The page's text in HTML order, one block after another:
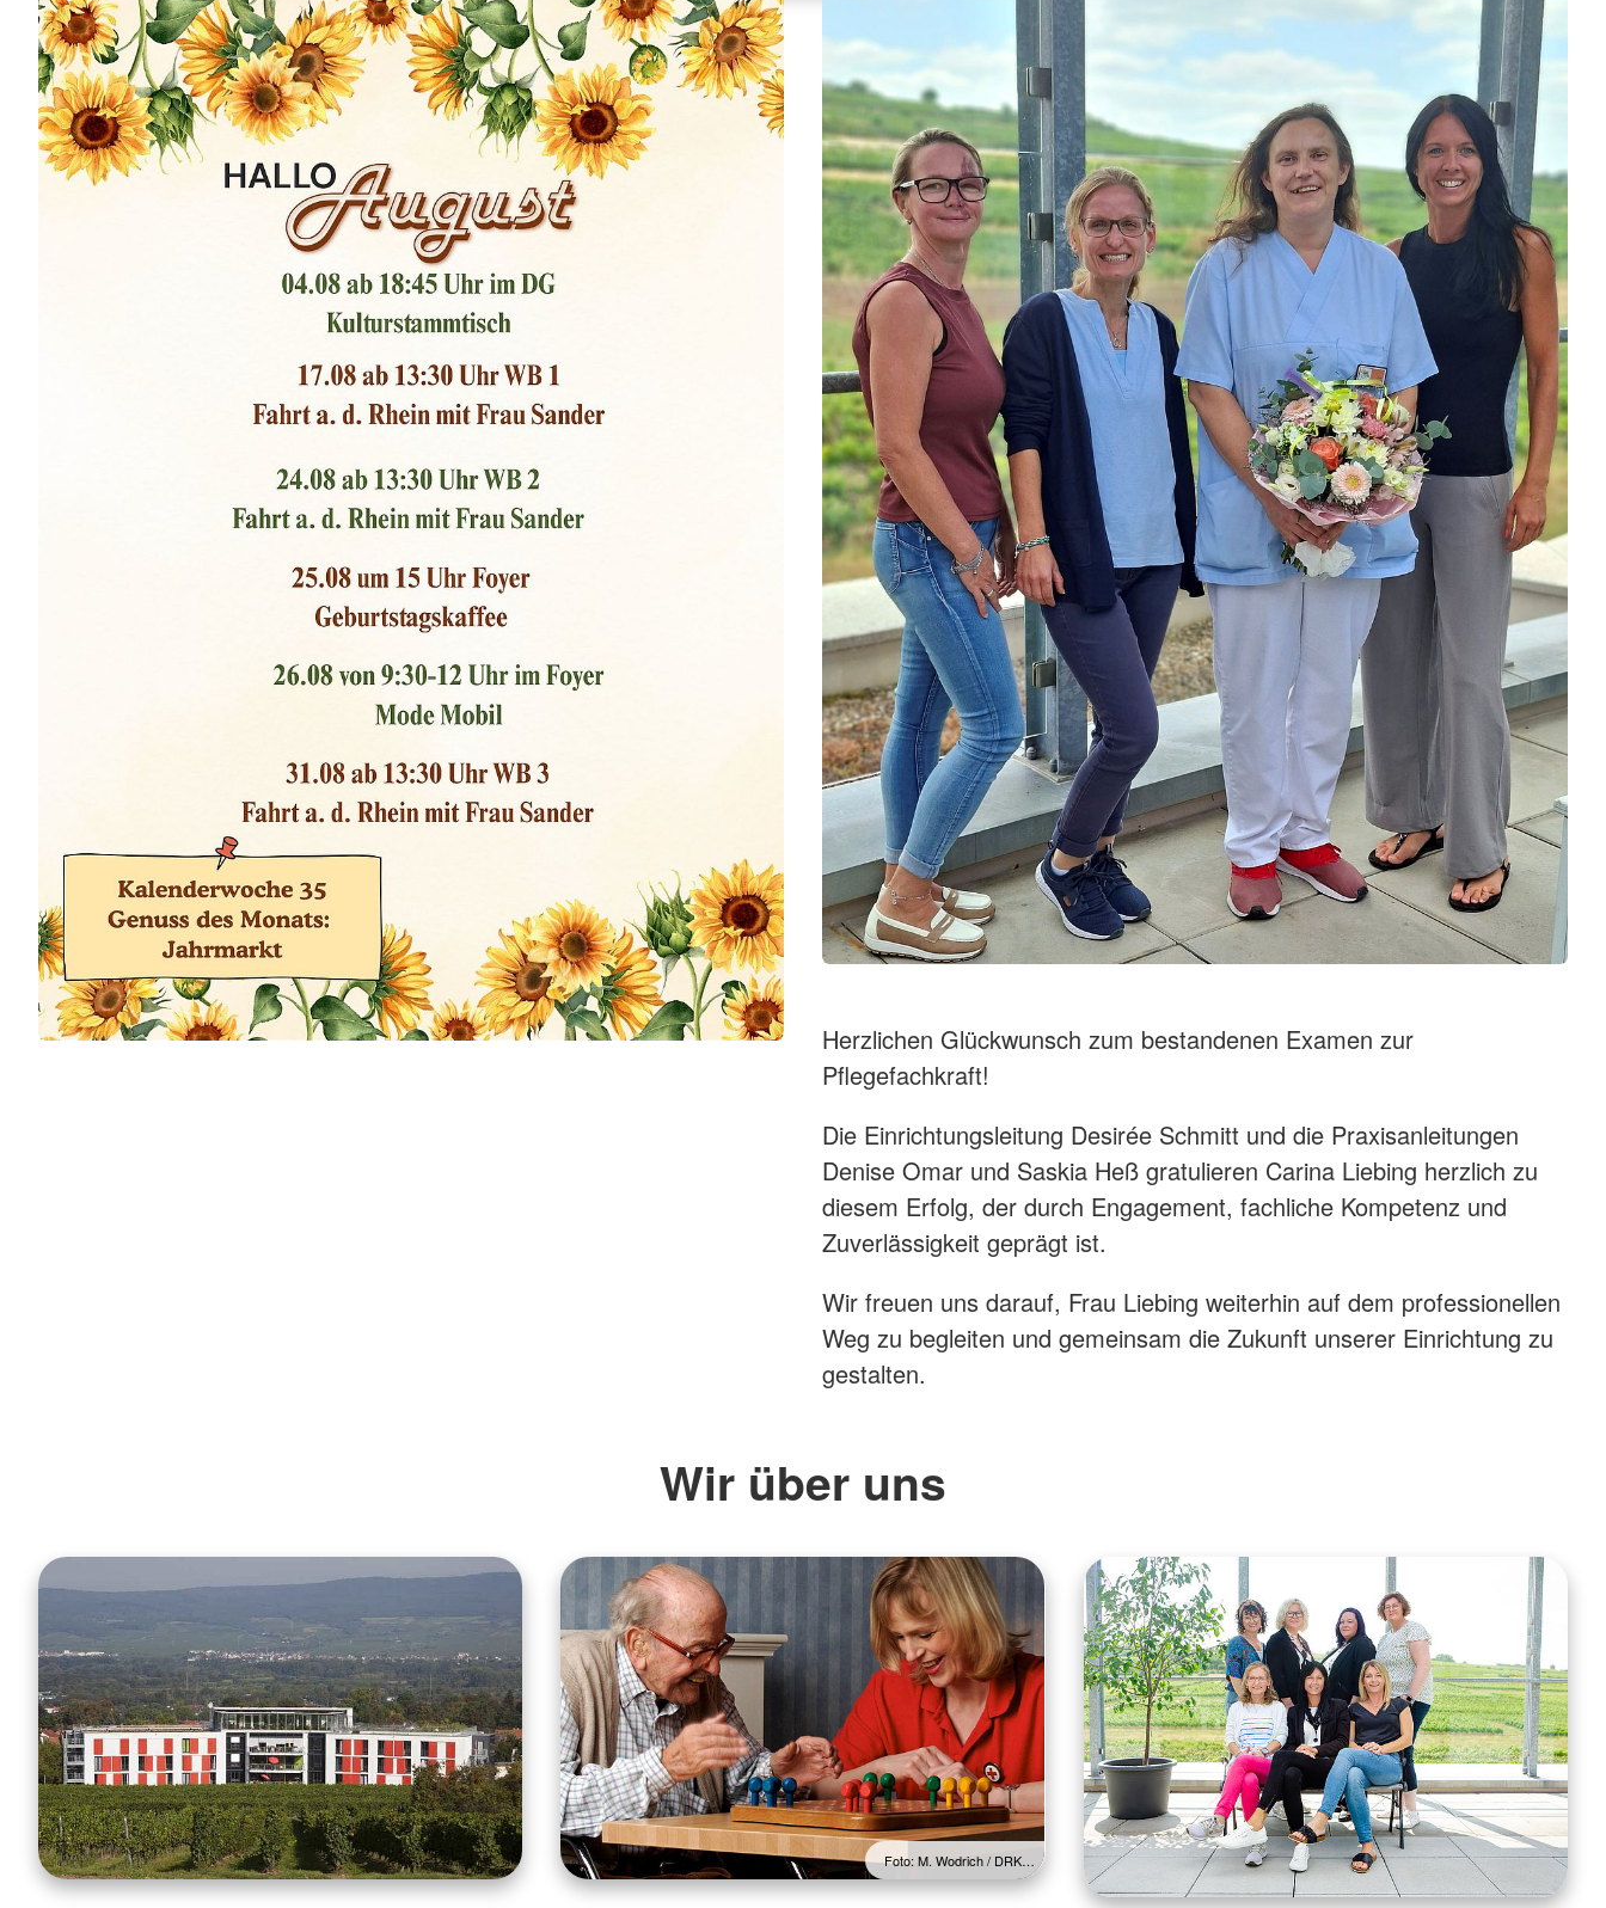
Herzlichen Glückwunsch zum bestandenen Examen zur
Pflegefachkraft!
Die Einrichtungsleitung Desirée Schmitt und die Praxisanleitungen
Denise Omar und Saskia Heß gratulieren Carina Liebing herzlich zu
diesem Erfolg, der durch Engagement, fachliche Kompetenz und
Zuverlässigkeit geprägt ist.
Wir freuen uns darauf, Frau Liebing weiterhin auf dem professionellen
Weg zu begleiten und gemeinsam die Zukunft unserer Einrichtung zu
gestalten.
Wir über uns
Foto: M. Wodrich / DRK…